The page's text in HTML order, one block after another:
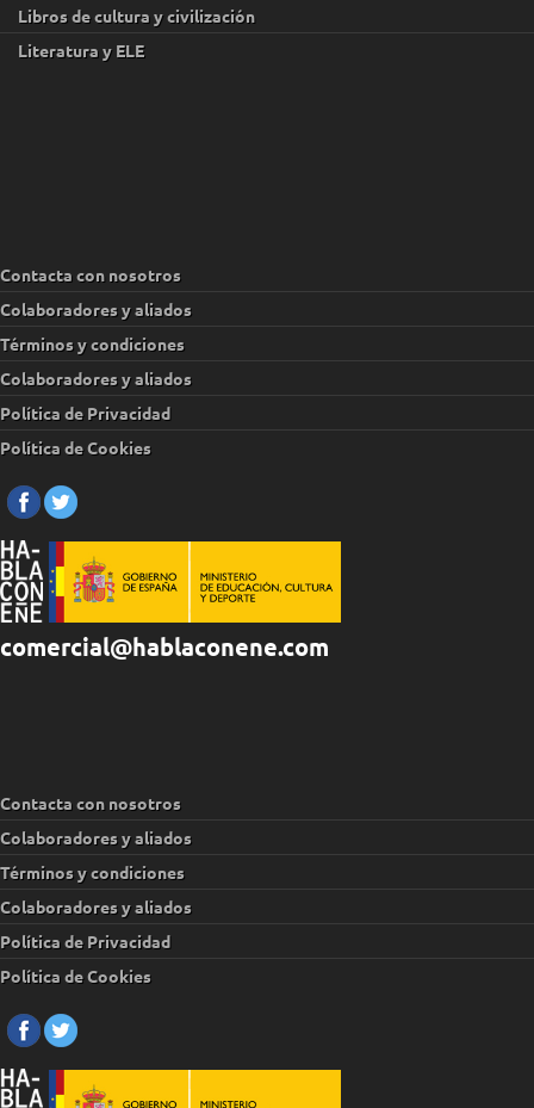
Libros de cultura y civilización
Literatura y ELE
Contacta con nosotros
Colaboradores y aliados
Términos y condiciones
Colaboradores y aliados
Política de Privacidad
Política de Cookies
comercial@hablaconene.com
Contacta con nosotros
Colaboradores y aliados
Términos y condiciones
Colaboradores y aliados
Política de Privacidad
Política de Cookies